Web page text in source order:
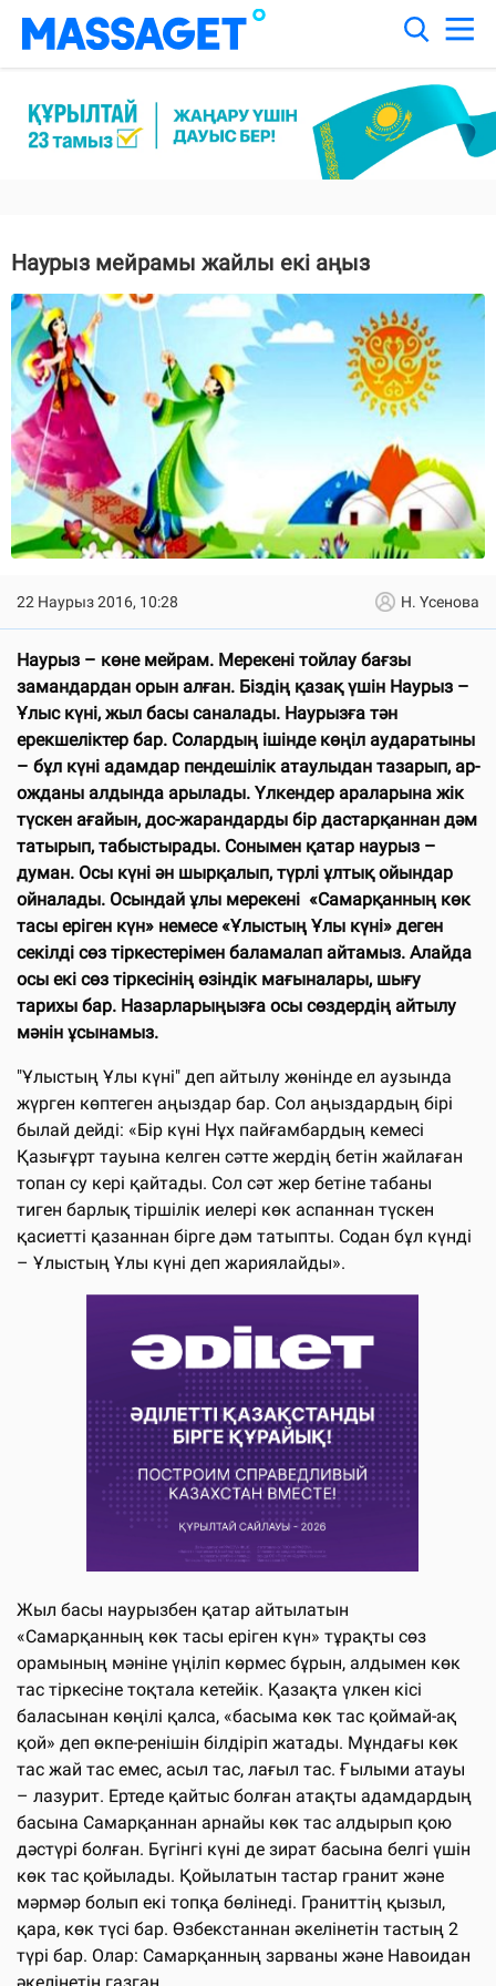
Наурыз мейрамы жайлы екі аңыз
22 Наурыз 2016, 10:28 Н. Үсенова
Наурыз – көне мейрам. Мерекені тойлау бағзы
замандардан орын алған. Біздің қазақ үшін Наурыз –
Ұлыс күні, жыл басы саналады. Наурызға тән
ерекшеліктер бар. Солардың ішінде көңіл аударатыны
– бұл күні адамдар пендешілік атаулыдан тазарып, ар-
ожданы алдында арылады. Үлкендер араларына жік
түскен ағайын, дос-жарандарды бір дастарқаннан дәм
татырып, табыстырады. Сонымен қатар наурыз –
думан. Осы күні ән шырқалып, түрлі ұлтық ойындар
ойналады. Осындай ұлы мерекені «Самарқанның көк
тасы еріген күн» немесе «Ұлыстың Ұлы күні» деген
секілді сөз тіркестерімен баламалап айтамыз. Алайда
осы екі сөз тіркесінің өзіндік мағыналары, шығу
тарихы бар. Назарларыңызға осы сөздердің айтылу
мәнін ұсынамыз.
"Ұлыстың Ұлы күні" деп айтылу жөнінде ел аузында
жүрген көптеген аңыздар бар. Сол аңыздардың бірі
былай дейді: «Бір күні Нұх пайғамбардың кемесі
Қазығұрт тауына келген сәтте жердің бетін жайлаған
топан су кері қайтады. Сол сәт жер бетіне табаны
тиген барлық тіршілік иелері көк аспаннан түскен
қасиетті қазаннан бірге дәм татыпты. Содан бұл күнді
– Ұлыстың Ұлы күні деп жариялайды».
Жыл басы наурызбен қатар айтылатын
«Самарқанның көк тасы еріген күн» тұрақты сөз
орамының мәніне үңіліп көрмес бұрын, алдымен көк
тас тіркесіне тоқтала кетейік. Қазақта үлкен кісі
баласынан көңілі қалса, «басыма көк тас қоймай-ақ
қой» деп өкпе-ренішін білдіріп жатады. Мұндағы көк
тас жай тас емес, асыл тас, лағыл тас. Ғылыми атауы
– лазурит. Ертеде қайтыс болған атақты адамдардың
басына Самарқаннан арнайы көк тас алдырып қою
дәстүрі болған. Бүгінгі күні де зират басына белгі үшін
көк тас қойылады. Қойылатын тастар гранит және
мәрмәр болып екі топқа бөлінеді. Граниттің қызыл,
қара, көк түсі бар. Өзбекстаннан әкелінетін тастың 2
түрі бар. Олар: Самарқанның зарваны және Навоидан